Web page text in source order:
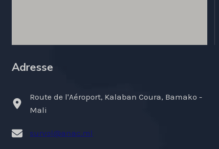
Adresse
Route de l'Aéroport, Kalaban Coura, Bamako -
Mali
survol@anac.ml